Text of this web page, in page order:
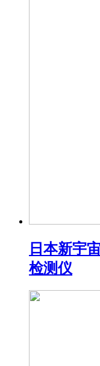
日本新宇
检测仪